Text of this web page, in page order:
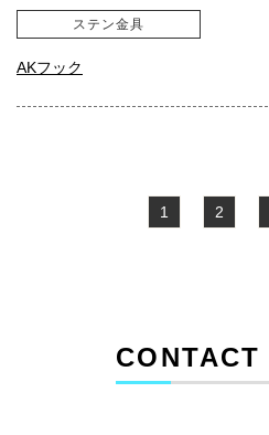
ステン金具
AKフック
1 2
CONTACT